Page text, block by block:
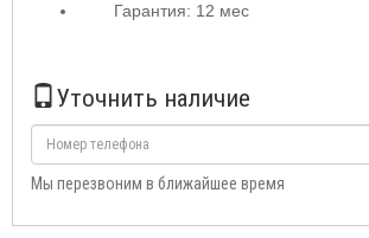
Гарантия: 12 мес
Уточнить наличие
Мы перезвоним в ближайшее время